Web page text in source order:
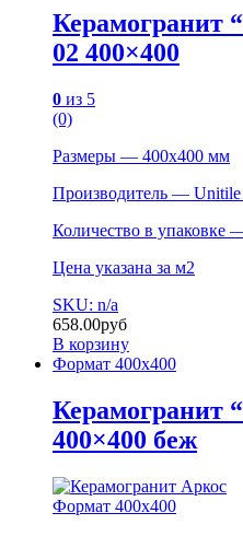
Керамогранит
02 400×400
0 из 5
(0)
Размеры — 400х400 мм
Производитель —
Количество в упаковке
Цена указана за м2
SKU: n/a
658.00руб
В корзину
Формат 400х400
Керамогранит
400×400 беж
Формат 400х400